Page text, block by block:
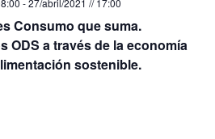
Consumo que suma.
ODS a través de la economía
sostenible.